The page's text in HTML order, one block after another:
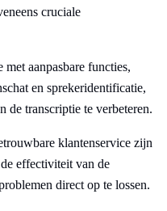
cruciale
aanpasbare functies,
en sprekeridentificatie,
de transcriptie te verbeteren.
klantenservice zijn
effectiviteit van de
direct op te lossen.